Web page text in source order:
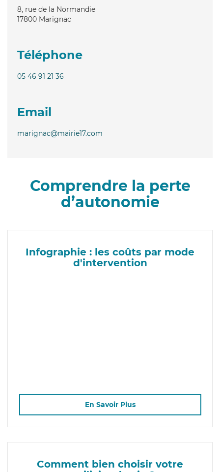
8, rue de la Normandie
17800 Marignac
Téléphone
05 46 91 21 36
Email
marignac@mairie17.com
Comprendre la perte
d’autonomie
Infographie : les coûts par mode
d'intervention
En Savoir Plus
Comment bien choisir votre